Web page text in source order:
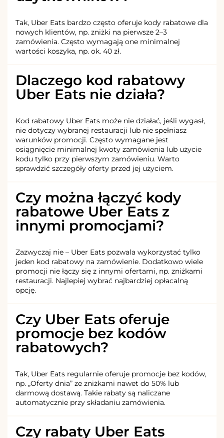
Tak, Uber Eats bardzo często oferuje kody rabatowe dla
nowych klientów, np. zniżki na pierwsze 2–3
zamówienia. Często wymagają one minimalnej
wartości koszyka, np. ok. 40 zł.
Dlaczego kod rabatowy
Uber Eats nie działa?
Kod rabatowy Uber Eats może nie działać, jeśli wygasł,
nie dotyczy wybranej restauracji lub nie spełniasz
warunków promocji. Często wymagane jest
osiągnięcie minimalnej kwoty zamówienia lub użycie
kodu tylko przy pierwszym zamówieniu. Warto
sprawdzić szczegóły oferty przed jej użyciem.
Czy można łączyć kody
rabatowe Uber Eats z
innymi promocjami?
Zazwyczaj nie – Uber Eats pozwala wykorzystać tylko
jeden kod rabatowy na zamówienie. Dodatkowo wiele
promocji nie łączy się z innymi ofertami, np. zniżkami
restauracji. Najlepiej wybrać najbardziej opłacalną
opcję.
Czy Uber Eats oferuje
promocje bez kodów
rabatowych?
Tak, Uber Eats regularnie oferuje promocje bez kodów,
np. „Oferty dnia” ze zniżkami nawet do 50% lub
darmową dostawą. Takie rabaty są naliczane
automatycznie przy składaniu zamówienia.
Czy rabaty Uber Eats